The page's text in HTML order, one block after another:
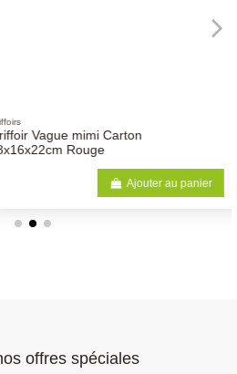
offres spéciales